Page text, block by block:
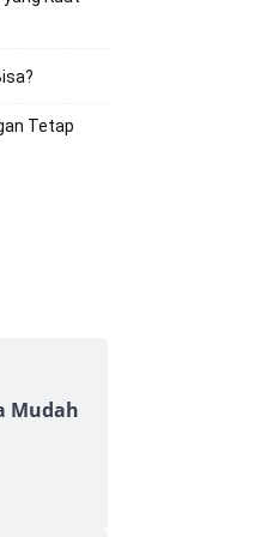
Tetap
Mudah